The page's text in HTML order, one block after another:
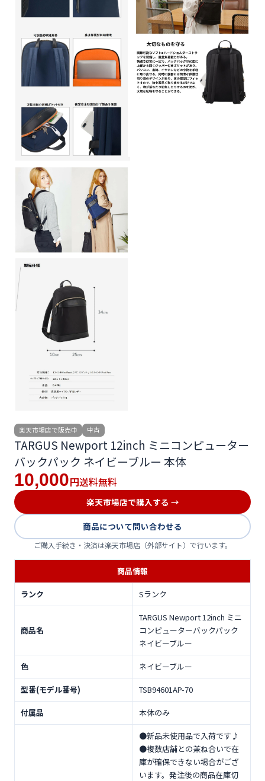
楽天市場店で販売中 中古
TARGUS Newport 12inch ミニコンピューター
バックパック ネイビーブルー 本体
10,000 円送料無料
楽天市場店で購入する →
商品について問い合わせる
ご購入手続き・決済は楽天市場店（外部サイト）で行います。
商品情報
ランク Sランク
商品名
TARGUS Newport 12inch ミニ
コンピューターバックパック
ネイビーブルー
色 ネイビーブルー
型番(モデル番号) TSB94601AP-70
付属品 本体のみ
●新品未使用品で入荷です♪
●複数店舗との兼ね合いで在
庫が確保できない場合がござ
います。発注後の商品在庫切